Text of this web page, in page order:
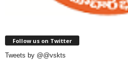
Follow us on Twitter
Tweets by @@vskts